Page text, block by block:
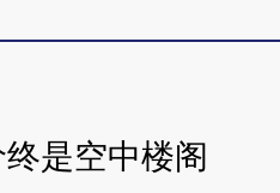
是空中楼阁